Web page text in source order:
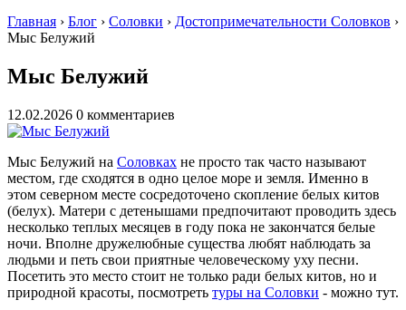
Главная › Блог › Соловки › Достопримечательности Соловков ›
Мыс Белужий
Мыс Белужий
12.02.2026 0 комментариев
Мыс Белужий на Соловках не просто так часто называют
местом, где сходятся в одно целое море и земля. Именно в
этом северном месте сосредоточено скопление белых китов
(белух). Матери с детенышами предпочитают проводить здесь
несколько теплых месяцев в году пока не закончатся белые
ночи. Вполне дружелюбные существа любят наблюдать за
людьми и петь свои приятные человеческому уху песни.
Посетить это место стоит не только ради белых китов, но и
природной красоты, посмотреть туры на Соловки - можно тут.